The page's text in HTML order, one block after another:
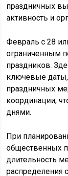
праздничных
активность и
Февраль с 28
ограниченным
праздников.
ключевые даты,
праздничных
координации,
днями.
При
общественных
длительность
распределения